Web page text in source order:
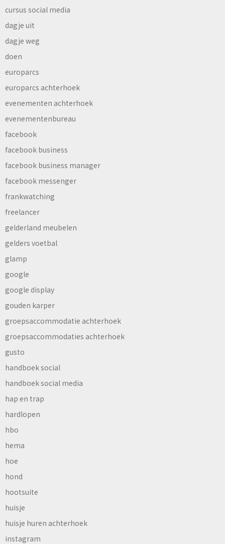
cursus social media
dagje uit
dagje weg
doen
europarcs
europarcs achterhoek
evenementen achterhoek
evenementenbureau
facebook
facebook business
facebook business manager
facebook messenger
frankwatching
freelancer
gelderland meubelen
gelders voetbal
glamp
google
google display
gouden karper
groepsaccommodatie achterhoek
groepsaccommodaties achterhoek
gusto
handboek social
handboek social media
hap en trap
hardlopen
hbo
hema
hoe
hond
hootsuite
huisje
huisje huren achterhoek
instagram